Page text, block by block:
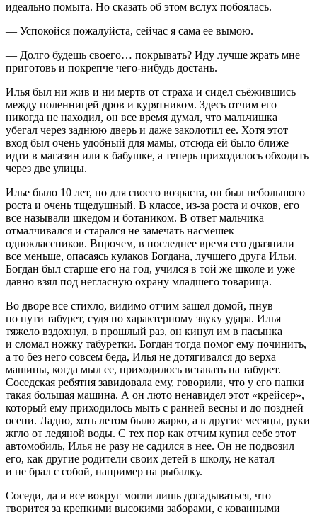
идеально помыта. Но сказать об этом вслух побоялась.
— Успокойся пожалуйста, сейчас я сама ее вымою.
— Долго будешь своего… покрывать? Иду лучше жрать мне
приготовь и покрепче чего-нибудь достань.
Илья был ни жив и ни мертв от страха и сидел съёжившись
между поленницей дров и курятником. Здесь отчим его
никогда не находил, он все время думал, что мальчишка
убегал через заднюю дверь и даже заколотил ее. Хотя этот
вход был очень удобный для мамы, отсюда ей было ближе
идти в магазин или к бабушке, а теперь приходилось обходить
через две улицы.
Илье было 10 лет, но для своего возраста, он был небольшого
роста и очень тщедушный. В классе, из-за роста и очков, его
все называли шкедом и ботаником. В ответ мальчика
отмалчивался и старался не замечать насмешек
одноклассников. Впрочем, в последнее время его дразнили
все меньше, опасаясь кулаков Богдана, лучшего друга Ильи.
Богдан был старше его на год, учился в той же школе и уже
давно взял под негласную охрану младшего товарища.
Во дворе все стихло, видимо отчим зашел домой, пнув
по пути табурет, судя по характерному звуку удара. Илья
тяжело вздохнул, в прошлый раз, он кинул им в пасынка
и сломал ножку табуретки. Богдан тогда помог ему починить,
а то без него совсем беда, Илья не дотягивался до верха
машины, когда мыл ее, приходилось вставать на табурет.
Соседская ребятня завидовала ему, говорили, что у его папки
такая большая машина. А он люто ненавидел этот «крейсер»,
который ему приходилось мыть с ранней весны и до поздней
осени. Ладно, хоть летом было жарко, а в другие месяцы, руки
жгло от ледяной воды. С тех пор как отчим купил себе этот
автомобиль, Илья не разу не садился в нее. Он не подвозил
его, как другие родители своих детей в школу, не катал
и не брал с собой, например на рыбалку.
Соседи, да и все вокруг могли лишь догадываться, что
творится за крепкими высокими заборами, с кованными